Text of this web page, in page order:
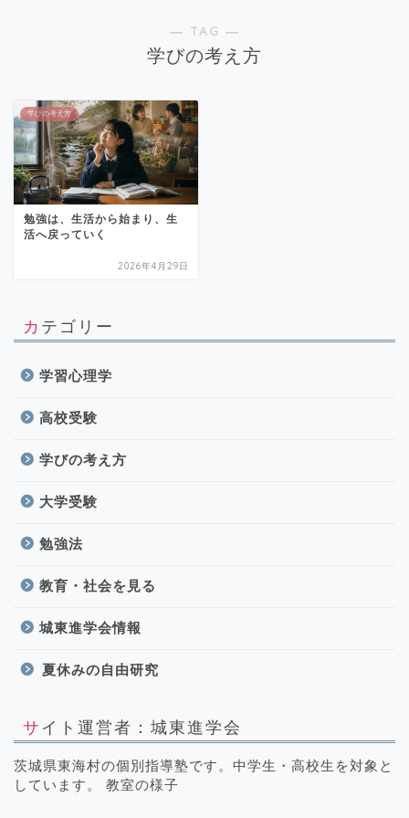
― TAG ―
学びの考え方
学びの考え方
勉強は、生活から始まり、生
活へ戻っていく
2026年4月29日
カテゴリー
学習心理学
高校受験
学びの考え方
大学受験
勉強法
教育・社会を見る
城東進学会情報
夏休みの自由研究
サイト運営者：城東進学会
茨城県東海村の個別指導塾です。中学生・高校生を対象と
しています。 教室の様子